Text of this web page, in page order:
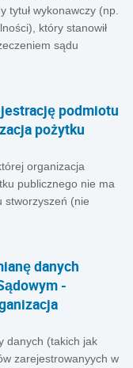
tytuł wykonawczy (np.
który stanowił
sądu
podmiotu
pożytku
organizacja
publicznego nie ma
stworzyszeń (nie
danych
-
danych (takich jak
zarejestrowanyych w